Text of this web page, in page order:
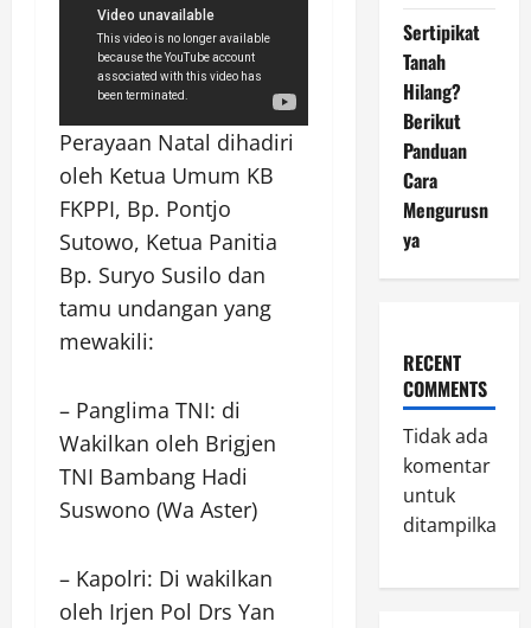
Perayaan Natal dihadiri
oleh Ketua Umum KB
FKPPI, Bp. Pontjo
Sutowo, Ketua Panitia
Bp. Suryo Susilo dan
tamu undangan yang
mewakili:
– Panglima TNI: di
Wakilkan oleh Brigjen
TNI Bambang Hadi
Suswono (Wa Aster)
– Kapolri: Di wakilkan
oleh Irjen Pol Drs Yan
Sertipikat
Tanah
Hilang?
Berikut
Panduan
Cara
Mengurusn
ya
RECENT
COMMENTS
Tidak ada
komentar
untuk
ditampilkan.